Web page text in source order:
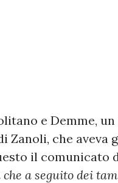
e Demme,
che aveva
il comunicato
che a seguito dei